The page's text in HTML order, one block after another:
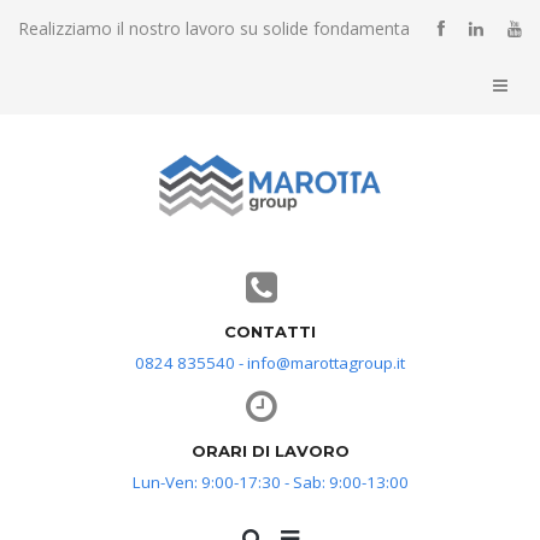
Realizziamo il nostro lavoro su solide fondamenta
CONTATTI
0824 835540 - info@marottagroup.it
ORARI DI LAVORO
Lun-Ven: 9:00-17:30 - Sab: 9:00-13:00